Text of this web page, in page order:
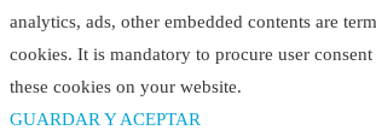
analytics, ads, other embedded contents are
cookies. It is mandatory to procure user
these cookies on your website.
GUARDAR Y ACEPTAR